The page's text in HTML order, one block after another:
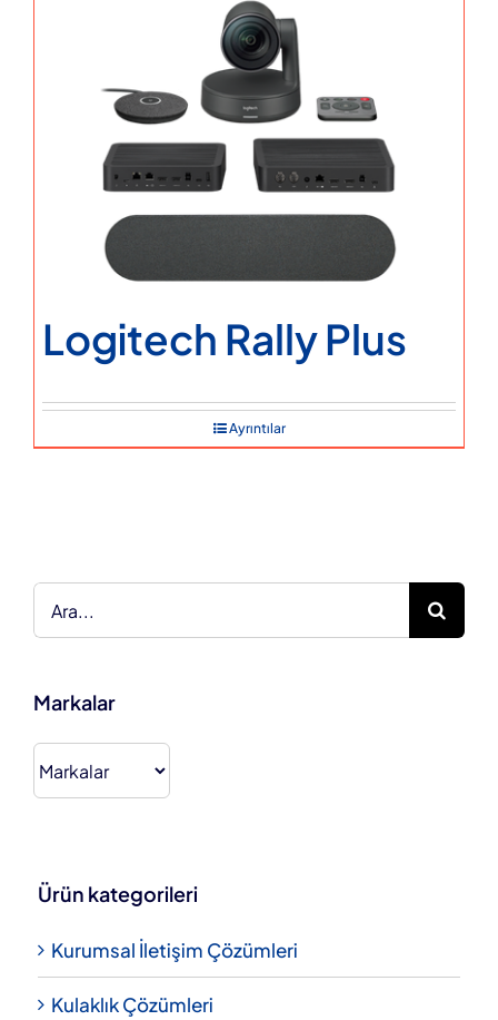
Logitech Rally Plus
Ayrıntılar
Markalar
Ürün kategorileri
Kurumsal İletişim Çözümleri
Kulaklık Çözümleri